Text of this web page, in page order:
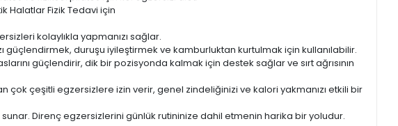
Halatlar Fizik Tedavi için
kolaylıkla yapmanızı sağlar.
güçlendirmek, duruşu iyileştirmek ve kamburluktan kurtulmak için kullanılabilir.
güçlendirir, dik bir pozisyonda kalmak için destek sağlar ve sırt ağrısının
çok çeşitli egzersizlere izin verir, genel zindeliğinizi ve kalori yakmanızı etkili bir
Direnç egzersizlerini günlük rutininize dahil etmenin harika bir yoludur.